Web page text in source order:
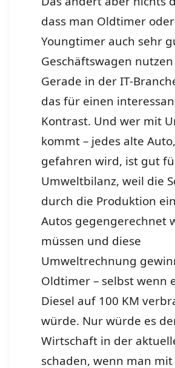
dass man Oldtimer oder
Youngtimer auch sehr
Geschäftswagen
Gerade in der IT-
das für einen
Kontrast. Und wer mit
kommt – jedes alte
gefahren wird, ist gut
Umweltbilanz, weil die
durch die Produktion
Autos gegengerechnet
müssen und diese
Umweltrechnung
Oldtimer – selbst wenn
Diesel auf 100 KM
würde. Nur würde es
Wirtschaft in der
schaden, wenn man mit